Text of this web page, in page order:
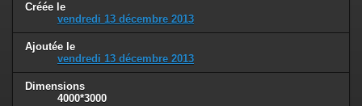
Créée le
vendredi 13 décembre 2013
Ajoutée le
vendredi 13 décembre 2013
Dimensions
4000*3000